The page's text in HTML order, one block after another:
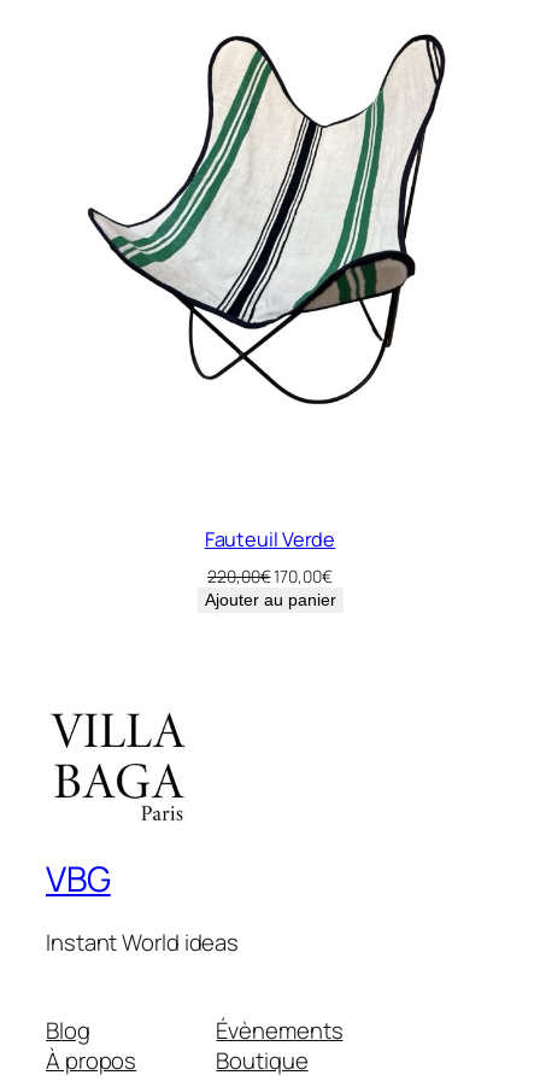
Fauteuil Verde
220,00€Le
prix
170,00€Le
prix
Ajouter au panier
VBG
Instant World ideas
Blog
À propos
Évènements
Boutique